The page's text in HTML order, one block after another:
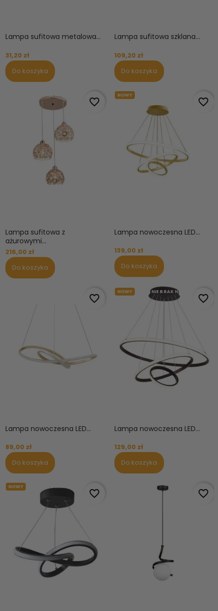
Lampa sufitowa metalowa...
31,20 zł
Do koszyka
Lampa sufitowa szklana...
109,20 zł
Do koszyka
Lampa sufitowa z
ażurowymi...
216,00 zł
Do koszyka
OBECNIE BRAK NA STANIE
favorite_border
Lampa nowoczesna LED...
139,00 zł
Do koszyka
NOWY
favorite_border
Lampa nowoczesna LED...
89,00 zł
Do koszyka
favorite_border
Lampa nowoczesna LED...
129,00 zł
Do koszyka
NOWY OBECNIE BRAK NA STANIE
favorite_border
NOWY OBECNIE BRAK NA STANIE
favorite_border favorite_border